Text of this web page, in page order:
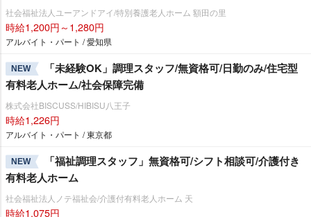
社会福祉法人ユーアンドアイ/特別養護老人ホーム 額田の里
時給1,200円～1,280円
アルバイト・パート / 愛知県
NEW
「未経験OK」調理スタッフ/無資格可/日勤のみ/住宅型
有料老人ホーム/社会保障完備
株式会社BISCUSS/HIBISU八王子
時給1,226円
アルバイト・パート / 東京都
NEW
「福祉調理スタッフ」無資格可/シフト相談可/介護付き
有料老人ホーム
社会福祉法人ノテ福祉会/介護付有料老人ホーム 天
時給1,075円